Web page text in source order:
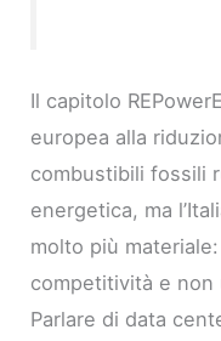
Il capitolo
europea alla
combustibili fossili
energetica, ma
molto più
competitività e non
Parlare di data